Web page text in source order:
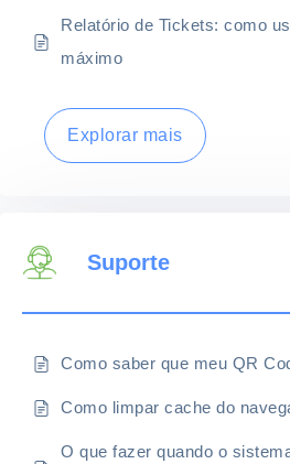
Relatório de Tickets: como
máximo
Explorar mais
Suporte
Como saber que meu QR
Como limpar cache do
O que fazer quando o